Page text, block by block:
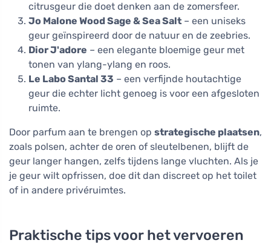
citrusgeur die doet denken aan de zomersfeer.
Jo Malone Wood Sage & Sea Salt – een uniseks
geur geïnspireerd door de natuur en de zeebries.
Dior J'adore – een elegante bloemige geur met
tonen van ylang-ylang en roos.
Le Labo Santal 33 – een verfijnde houtachtige
geur die echter licht genoeg is voor een afgesloten
ruimte.
Door parfum aan te brengen op strategische plaatsen,
zoals polsen, achter de oren of sleutelbenen, blijft de
geur langer hangen, zelfs tijdens lange vluchten. Als je
je geur wilt opfrissen, doe dit dan discreet op het toilet
of in andere privéruimtes.
Praktische tips voor het vervoeren